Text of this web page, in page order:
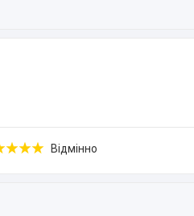
Відмінно